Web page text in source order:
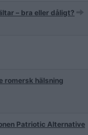
– bra eller dåligt?
romersk hälsning
Patriotic Alternative